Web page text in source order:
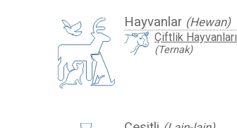
Hayvanlar (Hewan)
Çiftlik Hayvanları
(Ternak)